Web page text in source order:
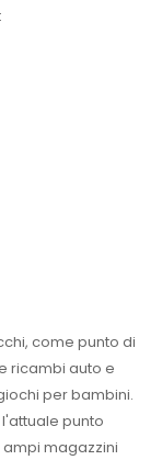
come punto di
ricambi auto e
per bambini.
punto
ampi magazzini